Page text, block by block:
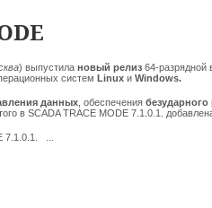
) выпустила новый релиз 64-разрядной
систем Linux и Windows.
данных , обеспечения безударного
в SCADA TRACE MODE 7.1.0.1.
7.1.0.1. ...